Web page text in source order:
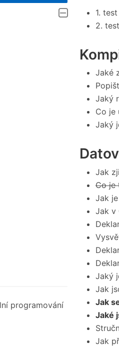
programování
1.
2.
Jaké
Jaký
Co je
Jaký
Jak
Co je
Jak
Jak v
Jaký
Jak
Jak
Jaké
Jak